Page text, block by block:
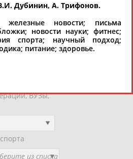
материалов
платформы за
сутки:
организации
тип организаций
ВУЗы,
из списка
Дубинин, А. Трифонов.
новости; письма
новости науки; фитнес;
спорта; научный подход;
питание; здоровье.